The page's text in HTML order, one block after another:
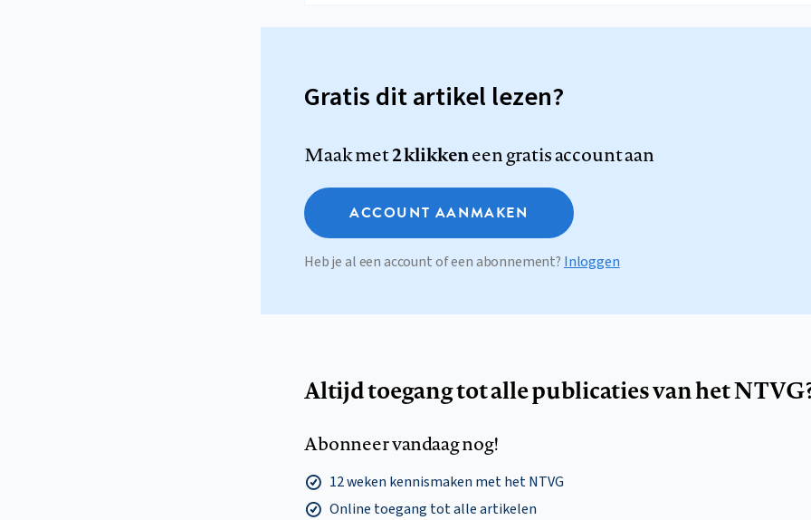
Gratis dit artikel lezen?
Maak met2 klikkeneen gratis account aan
ACCOUNT AANMAKEN
Heb je al een account of een abonnement? Inloggen
Altijd toegang tot alle publicaties van het
Abonneer vandaag nog!
12 weken kennismaken met het NTVG
Online toegang tot alle artikelen